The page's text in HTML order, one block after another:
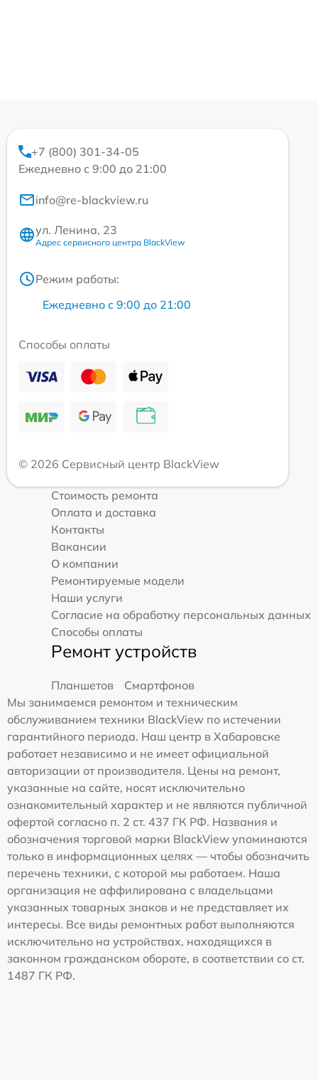
+7 (800) 301-34-05
Ежедневно с 9:00 до 21:00
info@re-blackview.ru
ул. Ленина, 23
Адрес сервисного центра BlackView
Режим работы:
Ежедневно с 9:00 до 21:00
Способы оплаты
© 2026 Сервисный центр BlackView
Стоимость ремонта
Оплата и доставка
Контакты
Вакансии
О компании
Ремонтируемые модели
Наши услуги
Согласие на обработку персональных данных
Способы оплаты
Ремонт устройств
Планшетов
Смартфонов
Мы занимаемся ремонтом и техническим
обслуживанием техники BlackView по истечении
гарантийного периода. Наш центр в Хабаровске
работает независимо и не имеет официальной
авторизации от производителя. Цены на ремонт,
указанные на сайте, носят исключительно
ознакомительный характер и не являются публичной
офертой согласно п. 2 ст. 437 ГК РФ. Названия и
обозначения торговой марки BlackView упоминаются
только в информационных целях — чтобы обозначить
перечень техники, с которой мы работаем. Наша
организация не аффилирована с владельцами
указанных товарных знаков и не представляет их
интересы. Все виды ремонтных работ выполняются
исключительно на устройствах, находящихся в
законном гражданском обороте, в соответствии со ст.
1487 ГК РФ.